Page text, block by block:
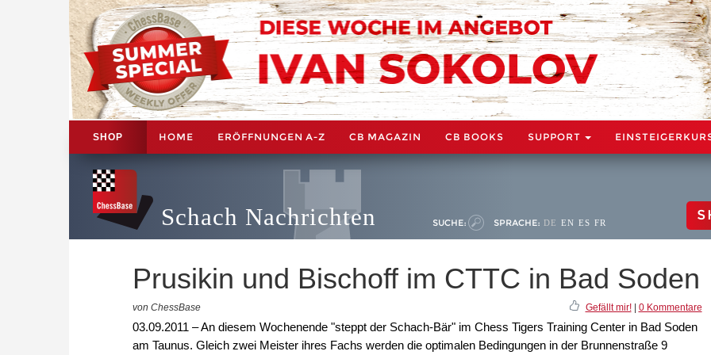
SHOP HOME ERÖFFNUNGEN A-Z CB MAGAZIN CB BOOKS SUPPORT
Schach Nachrichten SUCHE: SPRACHE: DE EN ES FR
Prusikin und Bischoff im CTTC in Bad Soden
von ChessBase Gefällt mir!| 0 Kommentare
03.09.2011 – An diesem Wochenende "steppt der Schach-Bär" im Chess Tigers Training Center in Bad Soden
am Taunus. Gleich zwei Meister ihres Fachs werden die optimalen Bedingungen in der Brunnenstraße 9